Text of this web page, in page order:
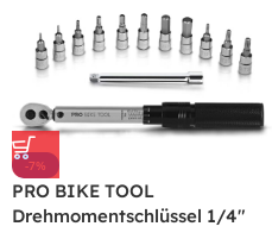
-7%
PRO BIKE TOOL
Drehmomentschlüssel 1/4″